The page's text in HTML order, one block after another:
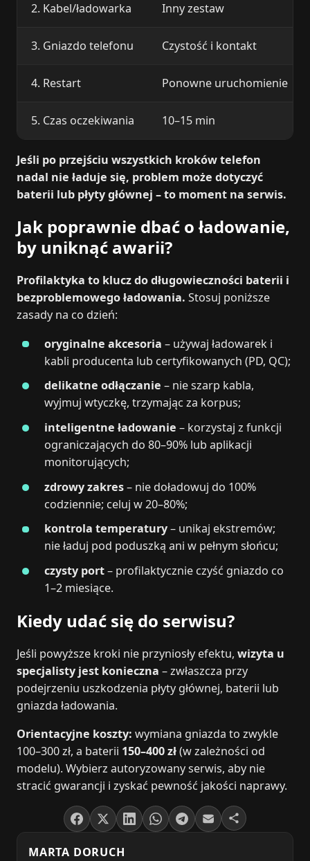
2. Kabel/ładowarka Inny zestaw
3. Gniazdo telefonu Czystość i kontakt
4. Restart Ponowne uruchomienie
5. Czas oczekiwania 10–15 min
Jeśli po przejściu wszystkich kroków telefon
nadal nie ładuje się, problem może dotyczyć
baterii lub płyty głównej – to moment na serwis.
Jak poprawnie dbać o ładowanie,
by uniknąć awarii?
Profilaktyka to klucz do długowieczności baterii i
bezproblemowego ładowania. Stosuj poniższe
zasady na co dzień:
oryginalne akcesoria – używaj ładowarek i
kabli producenta lub certyfikowanych (PD, QC);
delikatne odłączanie – nie szarp kabla,
wyjmuj wtyczkę, trzymając za korpus;
inteligentne ładowanie – korzystaj z funkcji
ograniczających do 80–90% lub aplikacji
monitorujących;
zdrowy zakres– nie doładowuj do 100%
codziennie; celuj w 20–80%;
kontrola temperatury– unikaj ekstremów;
nie ładuj pod poduszką ani w pełnym słońcu;
czysty port– profilaktycznie czyść gniazdo co
1–2 miesiące.
Kiedy udać się do serwisu?
Jeśli powyższe kroki nie przyniosły efektu, wizyta u
specjalisty jest konieczna – zwłaszcza przy
podejrzeniu uszkodzenia płyty głównej, baterii lub
gniazda ładowania.
Orientacyjne koszty: wymiana gniazda to zwykle
100–300 zł, a baterii 150–400 zł(w zależności od
modelu). Wybierz autoryzowany serwis, aby nie
stracić gwarancji i zyskać pewność jakości naprawy.
MARTA DORUCH